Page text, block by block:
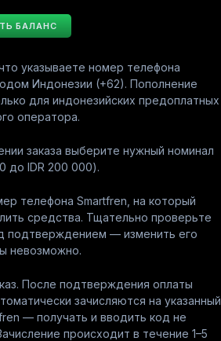
БАЛАНС
указываете номер телефона
Индонезии (+62). Пополнение
для индонезийских предоплатных
оператора.
заказа выберите нужный номинал
до IDR 200 000).
телефона Smartfren, на который
средства. Тщательно проверьте
подтверждением — изменить его
невозможно.
После подтверждения оплаты
зачисляются на указанный
— получать и вводить код не
происходит в течение 1–5